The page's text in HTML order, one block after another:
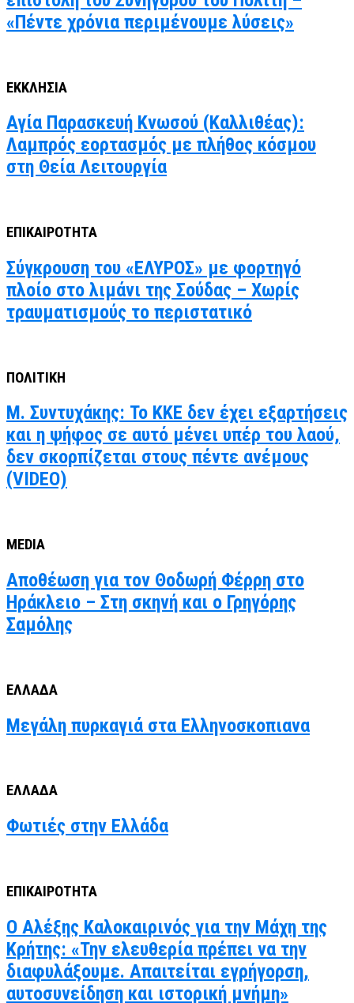
«Πέντε χρόνια περιμένουμε λύσεις»
ΕΚΚΛΗΣΙΑ
Αγία Παρασκευή Κνωσού (Καλλιθέας):
Λαμπρός εορτασμός με πλήθος κόσμου
στη Θεία Λειτουργία
ΕΠΙΚΑΙΡΟΤΗΤΑ
Σύγκρουση του «ΕΛΥΡΟΣ» με φορτηγό
πλοίο στο λιμάνι της Σούδας – Χωρίς
τραυματισμούς το περιστατικό
ΠΟΛΙΤΙΚΗ
Μ. Συντυχάκης: Το ΚΚΕ δεν έχει εξαρτήσεις
και η ψήφος σε αυτό μένει υπέρ του λαού,
δεν σκορπίζεται στους πέντε ανέμους
(VIDEO)
MEDIA
Αποθέωση για τον Θοδωρή Φέρρη στο
Ηράκλειο – Στη σκηνή και ο Γρηγόρης
Σαμόλης
ΕΛΛΑΔΑ
Μεγάλη πυρκαγιά στα Ελληνοσκοπιανα
ΕΛΛΑΔΑ
Φωτιές στην Ελλάδα
ΕΠΙΚΑΙΡΟΤΗΤΑ
Ο Αλέξης Καλοκαιρινός για την Μάχη της
Κρήτης: «Την ελευθερία πρέπει να την
διαφυλάξουμε. Απαιτείται εγρήγορση,
αυτοσυνείδηση και ιστορική μνήμη»